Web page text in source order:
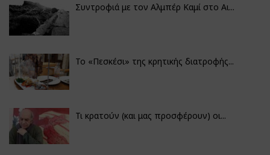
Συντροφιά με τον Αλμπέρ Καμί στο Αι...
Το «Πεσκέσι» της κρητικής διατροφής...
Τι κρατούν (και μας προσφέρουν) οι...